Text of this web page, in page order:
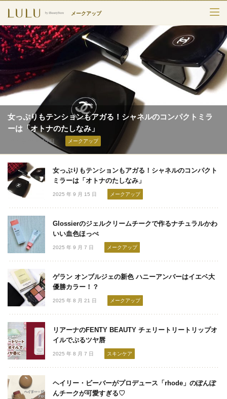
メークアップ
TOP
カテゴリー
スキンケア
メークアップ
エイジングケア
ボディ＆ヘア
ライフスタイル
検索
女っぷりもテンションもアガる！シャネルのコンパクトミラ
ーは「オトナのたしなみ」
2025 年 09 月 15 日 メークアップ
女っぷりもテンションもアガる！シャネルのコンパクト
ミラーは「オトナのたしなみ」
2025 年 9 月 15 日 メークアップ
Glossierのジェルクリームチークで作るナチュラルかわ
いい血色ほっぺ
2025 年 9 月 7 日 メークアップ
ゲラン オンブルジェの新色 ハニーアンバーはイエベ大
優勝カラー！？
2025 年 8 月 21 日 メークアップ
リアーナのFENTY BEAUTY チェリートリートリップオ
イルでぷるツヤ唇
2025 年 8 月 7 日 スキンケア
ヘイリー・ビーバーがプロデュース「rhode」のぽんぽ
んチークが可愛すぎる♡